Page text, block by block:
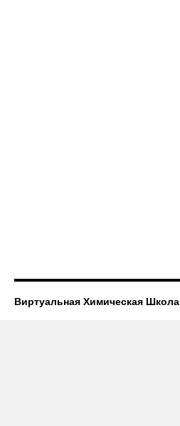
Виртуальная Химическая Школа